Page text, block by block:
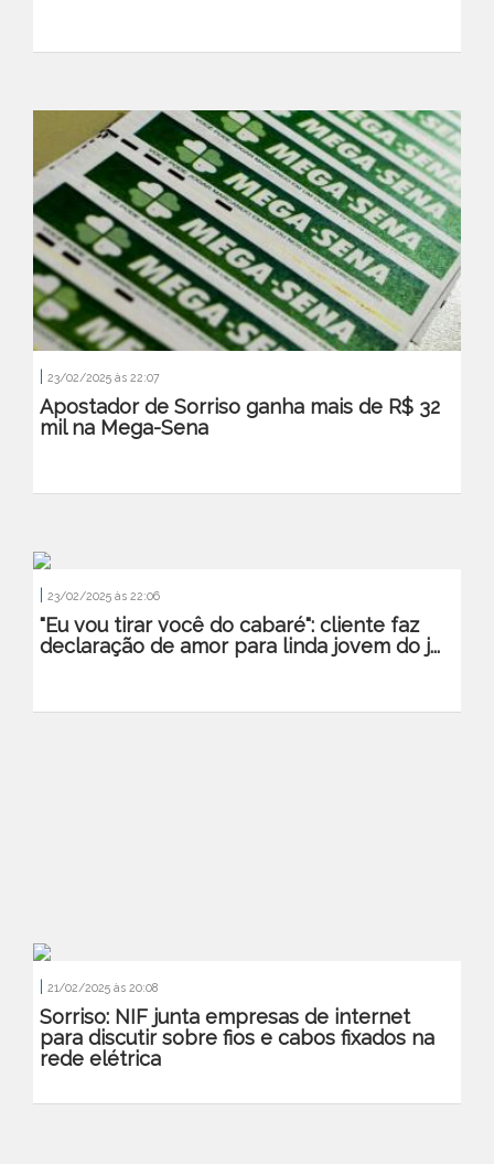
23/02/2025 às 22:07
Apostador de Sorriso ganha mais de R$ 32
mil na Mega-Sena
23/02/2025 às 22:06
"Eu vou tirar você do cabaré": cliente faz
declaração de amor para linda jovem do j...
21/02/2025 às 20:08
Sorriso: NIF junta empresas de internet
para discutir sobre fios e cabos fixados na
rede elétrica